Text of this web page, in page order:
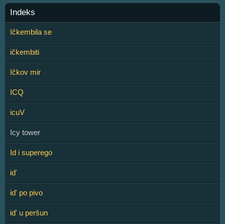
Indeks
Ičkembila se
ičkembiti
Ičkov mir
ICQ
icuV
Icy tower
Id i superego
id'
id' po pivo
id' u peršun